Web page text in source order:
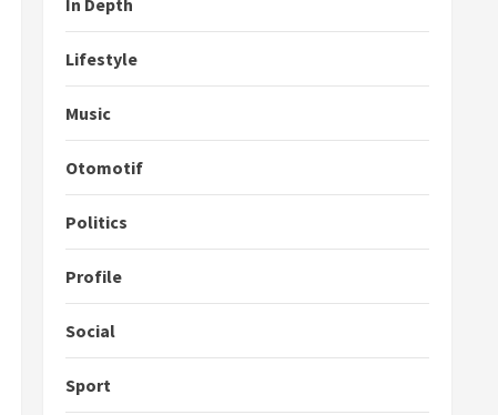
In Depth
Lifestyle
Music
Otomotif
Politics
Profile
Social
Sport